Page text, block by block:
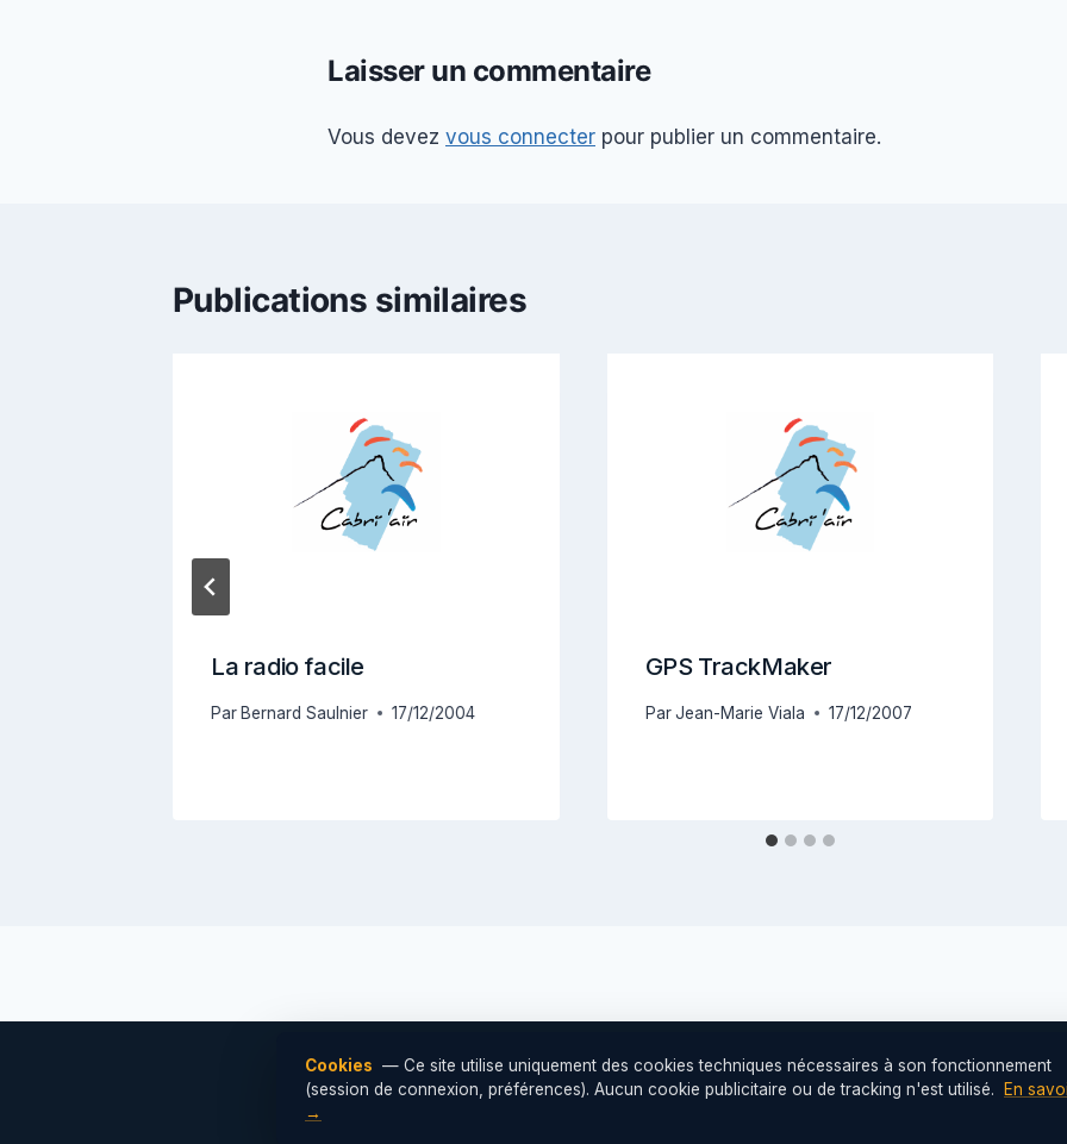
Laisser un commentaire
Vous devez vous connecter pour publier un commentaire.
Publications similaires
La radio facile
Par Bernard Saulnier 17/12/2004
GPS TrackMaker
Par Jean-Marie Viala 17/12/2007
© 2026 Cabri'AIR — Club de parapente de l'Hérault ·Mentions
Cookies — Ce site utilise uniquement des cookies techniques nécessaires à son fonctionnement
(session de connexion, préférences). Aucun cookie publicitaire ou de tracking n'est utilisé.
En
→